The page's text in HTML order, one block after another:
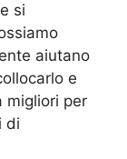
si
aiutano
e
migliori per
di